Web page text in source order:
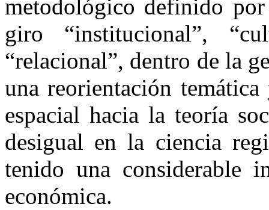
metodológico definido
giro “institucional”,
“relacional”, dentro de la
una reorientación
espacial hacia la teoría
desigual en la ciencia
tenido una considerable
económica.